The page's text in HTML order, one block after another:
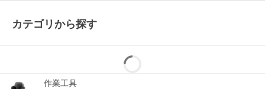
カテゴリから探す
作業工具